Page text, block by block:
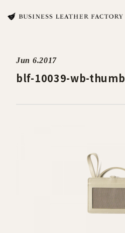
ケア・修理
店舗一覧
Jun 6.2017
blf-10039-wb-thumb